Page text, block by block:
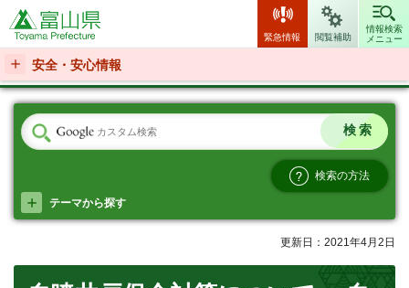
富山県
緊急情報 閲覧補助
情報検索
メニュー
安全・安心情報
検索の方法
テーマから探す
更新日：2021年4月2日